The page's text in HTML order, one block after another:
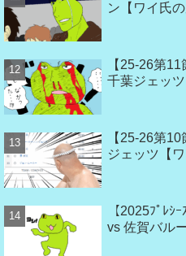
ン【ワイ氏の
【25-26第
千葉ジェッ
【25-26第
ジェッツ【
【2025ﾌﾟﾚｼ
vs 佐賀バル